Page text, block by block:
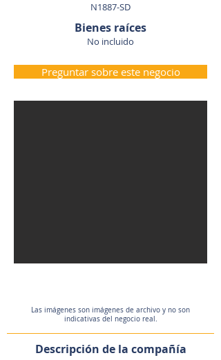
N1887-SD
Bienes raíces
No incluido
Preguntar sobre este negocio
Las imágenes son imágenes de archivo y no son
indicativas del negocio real.
Descripción de la compañía